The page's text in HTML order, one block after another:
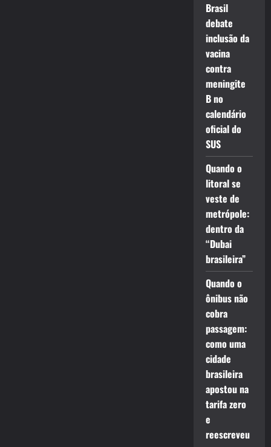
Brasil
debate
inclusão da
vacina
contra
meningite
B no
calendário
oficial do
SUS
Quando o
litoral se
veste de
metrópole:
dentro da
“Dubai
brasileira”
Quando o
ônibus não
cobra
passagem:
como uma
cidade
brasileira
apostou na
tarifa zero
e
reescreveu